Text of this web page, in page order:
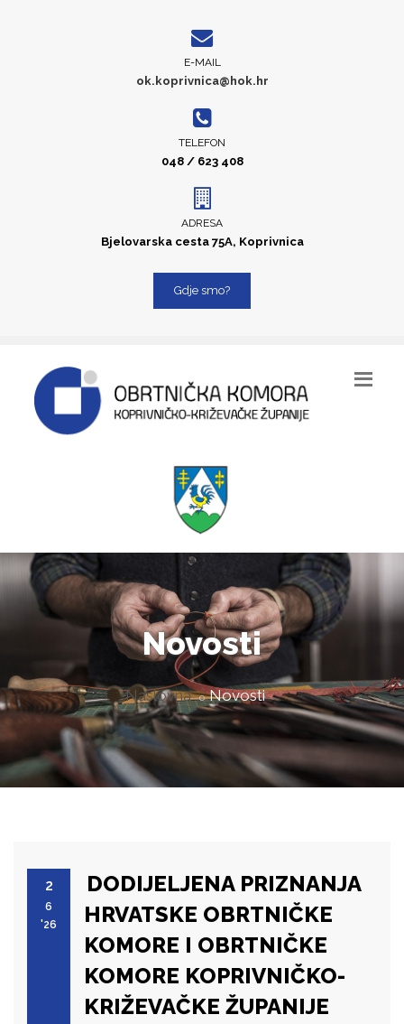
E-MAIL
ok.koprivnica@hok.hr
TELEFON
048 / 623 408
ADRESA
Bjelovarska cesta 75A, Koprivnica
Gdje smo?
Novosti
Naslovna Novosti
2
6
'26
DODIJELJENA PRIZNANJA
HRVATSKE OBRTNIČKE
KOMORE I OBRTNIČKE
KOMORE KOPRIVNIČKO-
KRIŽEVAČKE ŽUPANIJE